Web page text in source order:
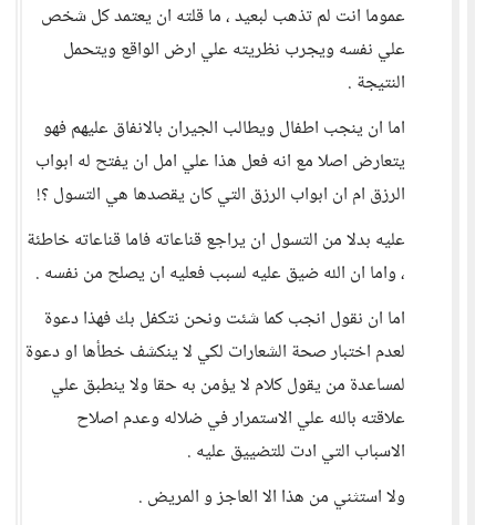
عموما انت لم تذهب لبعيد ، ما قلته ان يعتمد كل شخص
علي نفسه ويجرب نظريته علي ارض الواقع ويتحمل
النتيجة .
اما ان ينجب اطفال ويطالب الجيران بالانفاق عليهم فهو
يتعارض اصلا مع انه فعل هذا علي امل ان يفتح له ابواب
الرزق ام ان ابواب الرزق التي كان يقصدها هي التسول ؟!
عليه بدلا من التسول ان يراجع قناعاته فاما قناعاته خاطئة
، واما ان الله ضيق عليه لسبب فعليه ان يصلح من نفسه .
اما ان نقول انجب كما شئت ونحن نتكفل بك فهذا دعوة
لعدم اختبار صحة الشعارات لكي لا ينكشف خطأها او دعوة
لمساعدة من يقول كلام لا يؤمن به حقا ولا ينطبق علي
علاقته بالله علي الاستمرار في ضلاله وعدم اصلاح
الاسباب التي ادت للتضييق عليه .
ولا استثني من هذا الا العاجز و المريض .